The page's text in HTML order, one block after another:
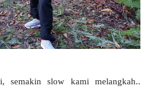
semakin slow kami melangkah..